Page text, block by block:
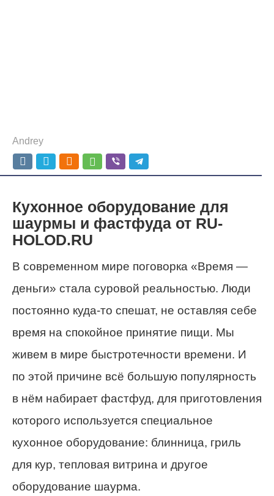
Andrey
Кухонное оборудование для
шаурмы и фастфуда от RU-
HOLOD.RU
В современном мире поговорка «Время —
деньги» стала суровой реальностью. Люди
постоянно куда-то спешат, не оставляя себе
время на спокойное принятие пищи. Мы
живем в мире быстротечности времени. И
по этой причине всё большую популярность
в нём набирает фастфуд, для приготовления
которого используется специальное
кухонное оборудование: блинница, гриль
для кур, тепловая витрина и другое
оборудование шаурма.